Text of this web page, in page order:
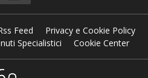
Feed
Privacy e Cookie Policy
Specialistici
Cookie Center